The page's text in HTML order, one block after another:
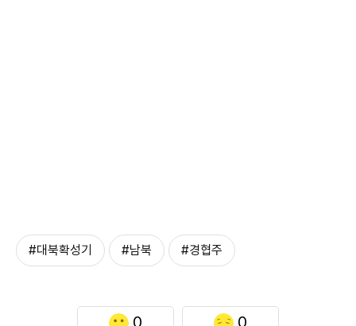
#대북확성기 #남북 #경협주
0 0